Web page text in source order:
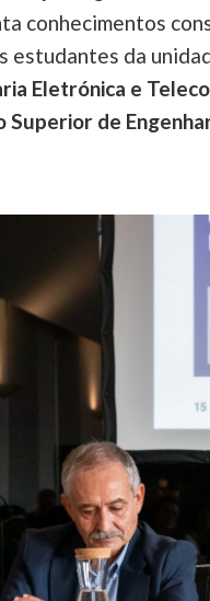
conhecimentos
estudantes da
Eletrónica e
de